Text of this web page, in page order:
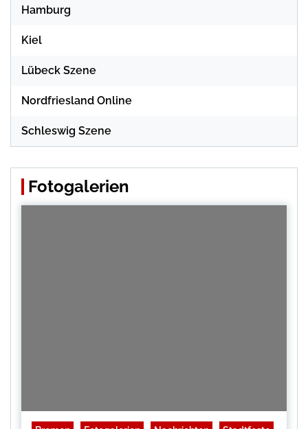
Hamburg
Kiel
Lübeck Szene
Nordfriesland Online
Schleswig Szene
Fotogalerien